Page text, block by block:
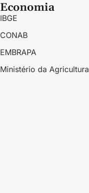
Economia
IBGE
CONAB
EMBRAPA
Ministério da Agricultura